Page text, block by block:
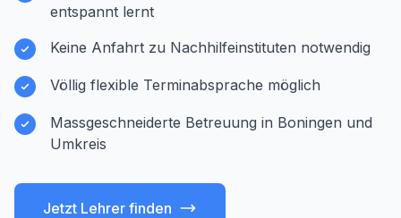
entspannt lernt
Keine Anfahrt zu Nachhilfeinstituten notwendig
Völlig flexible Terminabsprache möglich
Massgeschneiderte Betreuung in Boningen und
Umkreis
Jetzt Lehrer finden